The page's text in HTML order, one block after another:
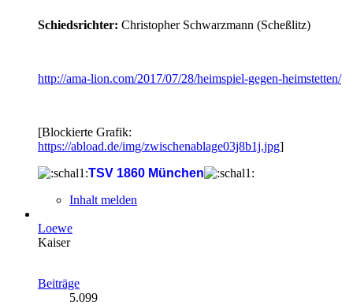
Schiedsrichter: Christopher Schwarzmann (Scheßlitz)
http://ama-lion.com/2017/07/28/heimspiel-gegen-heimstetten/
[Blockierte Grafik:
https://abload.de/img/zwischenablage03j8b1j.jpg]
TSV 1860 München
Inhalt melden
Loewe
Kaiser
Beiträge
5.099